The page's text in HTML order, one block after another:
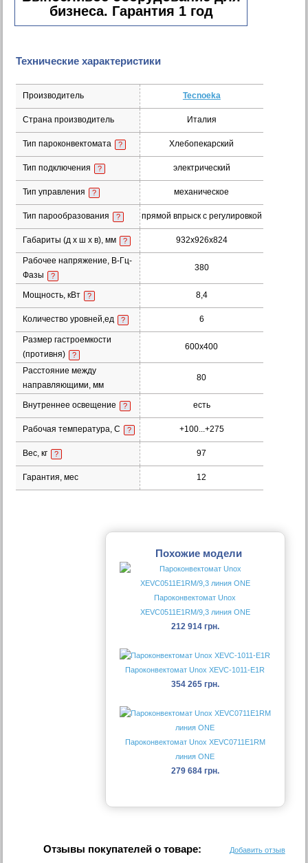
бизнеса. Гарантия 1 год
Технические характеристики
Производитель Tecnoeka
Страна производитель Италия
Тип пароконвектомата ? Хлебопекарский
Тип подключения ? электрический
Тип управления ? механическое
Тип парообразования ? прямой впрыск с регулировкой
Габариты (д х ш x в), мм ? 932х926х824
Рабочее напряжение, В-Гц-
Фазы
?
380
Мощность, кВт ? 8,4
Количество уровней,ед ? 6
Размер гастроемкости
(противня)
?
600х400
Расстояние между
направляющими, мм
80
Внутреннее освещение ? есть
Рабочая температура, С ? +100...+275
Вес, кг ? 97
Гарантия, мес 12
Похожие модели
Пароконвектомат Unox
XEVC0511E1RM/9,3 линия ONE
212 914 грн.
Пароконвектомат Unox XEVC-1011-E1R
354 265 грн.
Пароконвектомат Unox XEVC0711E1RM
линия ONE
279 684 грн.
Отзывы покупателей о товаре: Добавить отзыв